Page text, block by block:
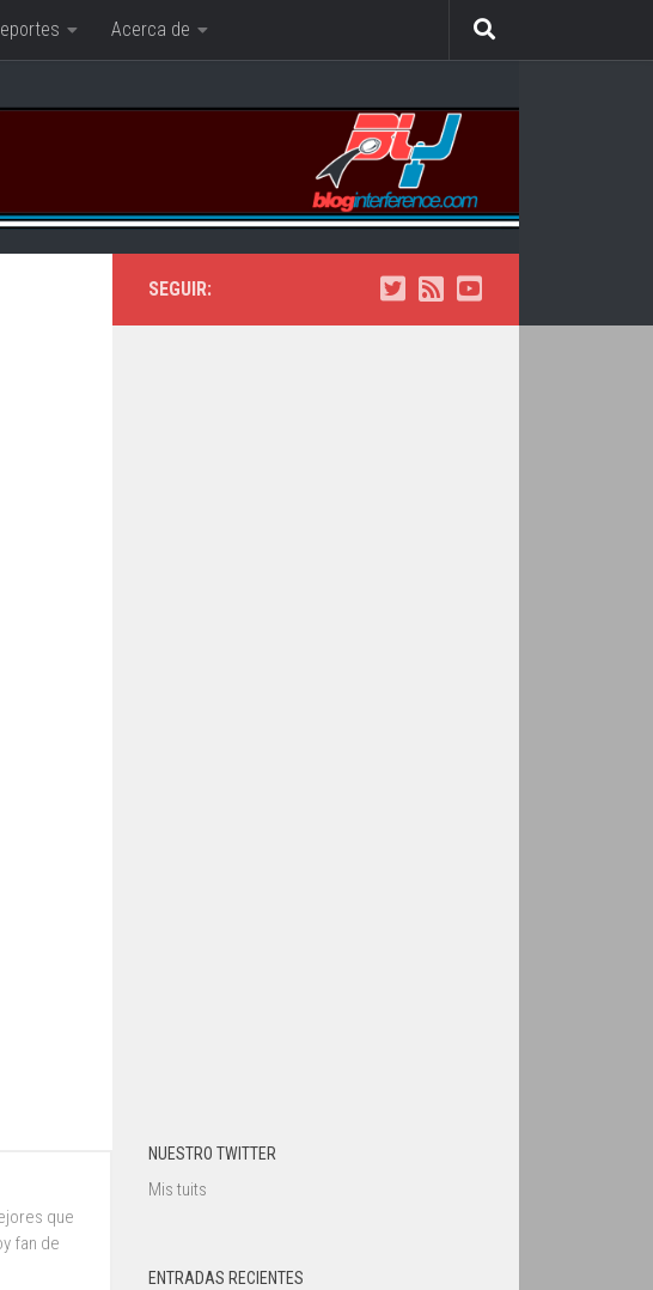
Acerca de
que
fan de
SEGUIR:
NUESTRO TWITTER
Mis tuits
ENTRADAS RECIENTES